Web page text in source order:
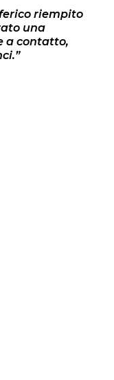
riempito
una
a contatto,